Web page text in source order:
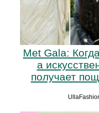
Met Gala:
а
получает